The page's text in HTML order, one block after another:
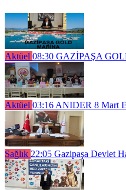
Aktüel 08:30 GAZİPAŞA
Aktüel 03:16 ANIDER 8 Mart
Sağlık 22:05 Gazipaşa Devlet